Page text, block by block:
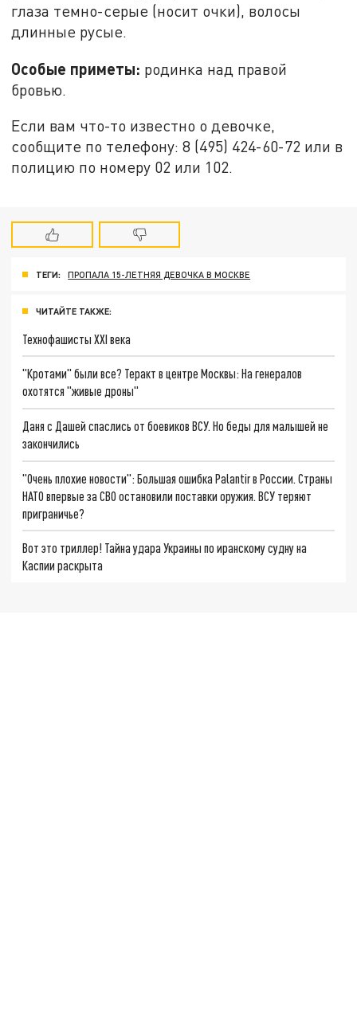
глаза темно-серые (носит очки), волосы
длинные русые.
Особые приметы: родинка над правой
бровью.
Если вам что-то известно о девочке,
сообщите по телефону: 8 (495) 424-60-72 или в
полицию по номеру 02 или 102.
ТЕГИ: ПРОПАЛА 15-ЛЕТНЯЯ ДЕВОЧКА В МОСКВЕ
ЧИТАЙТЕ ТАКЖЕ:
Технофашисты XXI века
"Кротами" были все? Теракт в центре Москвы: На генералов
охотятся "живые дроны"
Даня с Дашей спаслись от боевиков ВСУ. Но беды для малышей не
закончились
"Очень плохие новости": Большая ошибка Palantir в России. Страны
НАТО впервые за СВО остановили поставки оружия. ВСУ теряют
приграничье?
Вот это триллер! Тайна удара Украины по иранскому судну на
Каспии раскрыта